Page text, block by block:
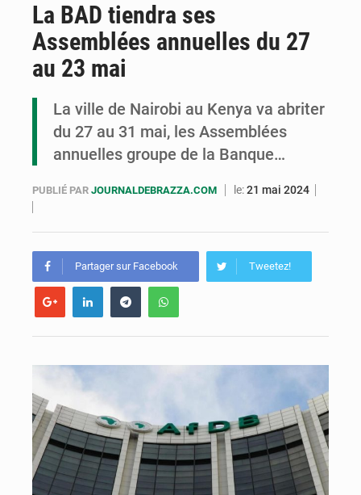
Congo : la Grande foire agricole pour renforcer la souveraineté alimentaire
Le Congo se dote d’un programme national pour valoriser les produits forestiers non ligneux
La BAD tiendra ses
Assemblées annuelles du 27
au 23 mai
La ville de Nairobi au Kenya va abriter
du 27 au 31 mai, les Assemblées
annuelles groupe de la Banque…
PUBLIÉ PAR JOURNALDEBRAZZA.COM le:21 mai 2024
Partager sur Facebook Tweetez!